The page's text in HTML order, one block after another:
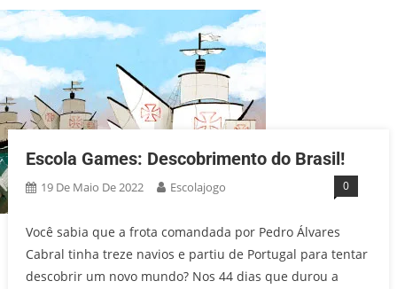
Escola Games: Descobrimento do Brasil!
19 De Maio De 2022 Escolajogo 0
Você sabia que a frota comandada por Pedro Álvares
Cabral tinha treze navios e partiu de Portugal para tentar
descobrir um novo mundo? Nos 44 dias que durou a